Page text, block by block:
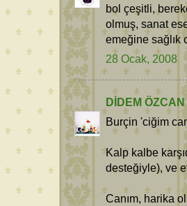
bol çeşitli,
olmuş, sanat
emeğine sağlık
28 Ocak, 2008
DİDEM ÖZCAN
Burçin 'ciğim
Kalp kalbe
desteğiyle), ve
Canım, harika